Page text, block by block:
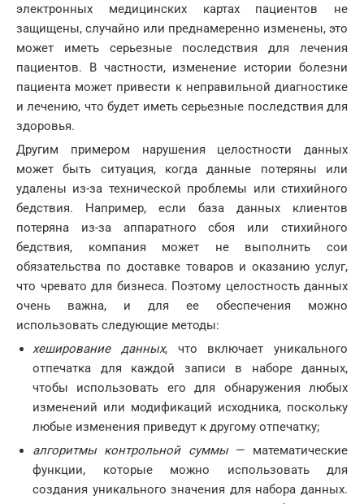
электронных медицинских картах пациентов не
защищены, случайно или преднамеренно изменены, это
может иметь серьезные последствия для лечения
пациентов. В частности, изменение истории болезни
пациента может привести к неправильной диагностике
и лечению, что будет иметь серьезные последствия для
здоровья.
Другим примером нарушения целостности данных
может быть ситуация, когда данные потеряны или
удалены из-за технической проблемы или стихийного
бедствия. Например, если база данных клиентов
потеряна из-за аппаратного сбоя или стихийного
бедствия, компания может не выполнить сои
обязательства по доставке товаров и оказанию услуг,
что чревато для бизнеса. Поэтому целостность данных
очень важна, и для ее обеспечения можно
использовать следующие методы:
хеширование данных, что включает уникального
отпечатка для каждой записи в наборе данных,
чтобы использовать его для обнаружения любых
изменений или модификаций исходника, поскольку
любые изменения приведут к другому отпечатку;
алгоритмы контрольной суммы— математические
функции, которые можно использовать для
создания уникального значения для набора данных.